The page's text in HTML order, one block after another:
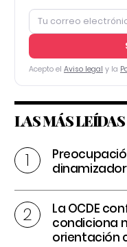
Acepto el Aviso legal y la
LAS MÁS LEÍDAS
La OCDE
condiciona
orientación